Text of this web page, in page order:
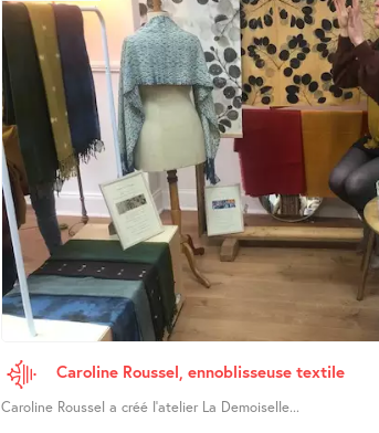
Caroline Roussel, ennoblisseuse textile
Caroline Roussel a créé l’atelier La Demoiselle...